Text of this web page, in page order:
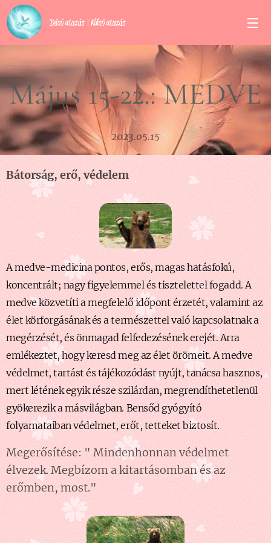
Belső utazás | Külső utazás
Május 15-22.: MEDVE
2023.05.15
Bátorság, erő, védelem
A medve-medicina pontos, erős, magas hatásfokú,
koncentrált; nagy figyelemmel és tisztelettel fogadd. A
medve közvetíti a megfelelő időpont érzetét, valamint az
élet körforgásának és a természettel való kapcsolatnak a
megérzését, és önmagad felfedezésének erejét. Arra
emlékeztet, hogy keresd meg az élet örömeit. A medve
védelmet, tartást és tájékozódást nyújt, tanácsa hasznos,
mert létének egyik része szilárdan, megrendíthetetlenül
gyökerezik a másvilágban. Bensőd gyógyító
folyamataiban védelmet, erőt, tetteket biztosít.
Megerősítése: " Mindenhonnan védelmet
élvezek. Megbízom a kitartásomban és az
erőmben, most."